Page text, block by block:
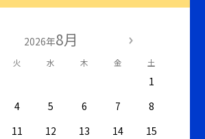
2026年8月
火 水 木 金 土
1
4 5 6 7
8
11 12 13 14
15